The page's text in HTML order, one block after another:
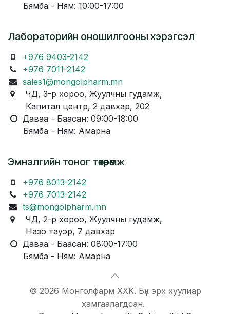
Бямба - Ням: 10:00-17:00
Лабораторийн оношилгооны хэрэгсэл
+976 9403-2142
+976 7011-2142
sales1@mongolpharm.mn
ЧД, 3-р хороо, Жуулчны гудамж,
Капитал центр, 2 давхар, 202
Даваа - Баасан: 09:00-18:00
Бямба - Ням: Амарна
Эмнэлгийн тоног төхөөрөмж
+976 8013-2142
+976 7013-2142
ts@mongolpharm.mn
ЧД, 2-р хороо, Жуулчны гудамж,
Назо тауэр, 7 давхар
Даваа - Баасан: 08:00-17:00
Бямба - Ням: Амарна
© 2026 Монголфарм ХХК. Бүх эрх хуулиар
хамгаалагдсан.